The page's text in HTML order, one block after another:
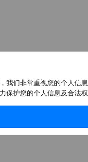
我们非常重视您的个人信
保护您的个人信息及合法